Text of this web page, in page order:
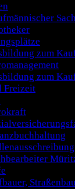
zum
zum
Freizeit